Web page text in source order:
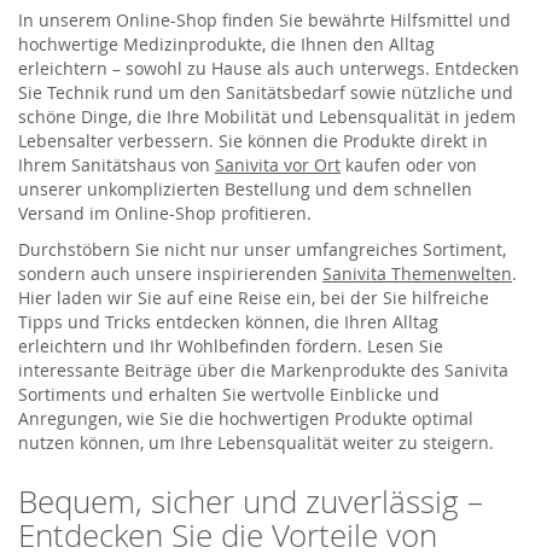
In unserem Online-Shop finden Sie bewährte Hilfsmittel und
hochwertige Medizinprodukte, die Ihnen den Alltag
erleichtern – sowohl zu Hause als auch unterwegs. Entdecken
Sie Technik rund um den Sanitätsbedarf sowie nützliche und
schöne Dinge, die Ihre Mobilität und Lebensqualität in jedem
Lebensalter verbessern. Sie können die Produkte direkt in
Ihrem Sanitätshaus von Sanivita vor Ort kaufen oder von
unserer unkomplizierten Bestellung und dem schnellen
Versand im Online-Shop profitieren.
Durchstöbern Sie nicht nur unser umfangreiches Sortiment,
sondern auch unsere inspirierenden Sanivita Themenwelten.
Hier laden wir Sie auf eine Reise ein, bei der Sie hilfreiche
Tipps und Tricks entdecken können, die Ihren Alltag
erleichtern und Ihr Wohlbefinden fördern. Lesen Sie
interessante Beiträge über die Markenprodukte des Sanivita
Sortiments und erhalten Sie wertvolle Einblicke und
Anregungen, wie Sie die hochwertigen Produkte optimal
nutzen können, um Ihre Lebensqualität weiter zu steigern.
Bequem, sicher und zuverlässig –
Entdecken Sie die Vorteile von